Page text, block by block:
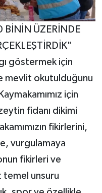
ÜZERİNDE
göstermek için
mevlit okutulduğunu
için
fidanı dikimi
fikirlerini,
vurgulamaya
fikirleri ve
unsuru